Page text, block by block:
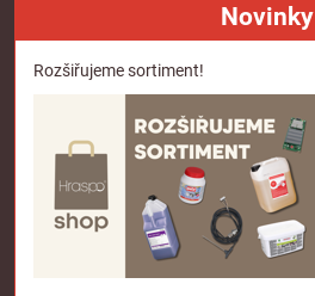
Novinky
Rozšiřujeme sortiment!